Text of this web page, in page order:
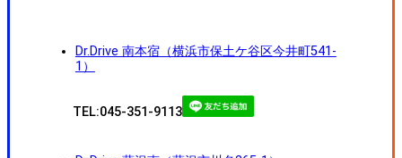
Dr.Drive 南本宿（横浜市保土ケ谷区今井町541-
1）
TEL:045-351-9113